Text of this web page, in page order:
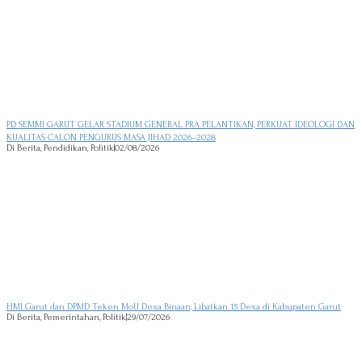
PD SEMMI GARUT GELAR STADIUM GENERAL PRA PELANTIKAN, PERKUAT IDEOLOGI DAN
KUALITAS CALON PENGURUS MASA JIHAD 2026–2028
Di Berita, Pendidikan, Politik02/08/2026
HMI Garut dan DPMD Teken MoU Desa Binaan, Libatkan 15 Desa di Kabupaten Garut
Di Berita, Pemerintahan, Politik29/07/2026